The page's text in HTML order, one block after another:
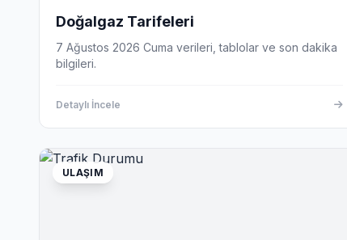
Doğalgaz Tarifeleri
7 Ağustos 2026 Cuma verileri, tablolar ve son dakika
bilgileri.
Detaylı İncele
ULAŞIM